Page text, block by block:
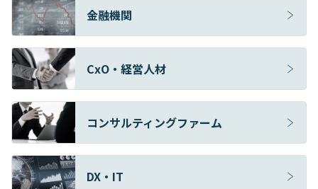
金融機関
CxO・経営人材
コンサルティングファーム
DX・IT